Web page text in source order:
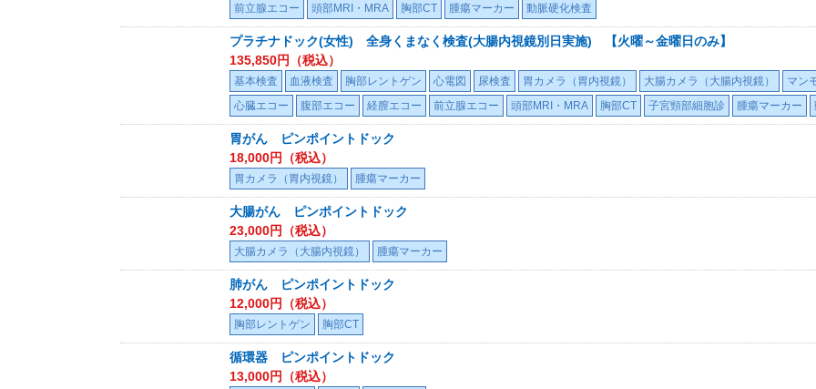
前立腺エコー
頭部MRI・MRA 胸部CT 腫瘍マーカー 動脈硬化検査
プラチナドック(女性) 全身くまなく検査(大腸内視鏡別日実施) 【火曜～金曜日のみ】
135,850円（税込）
基本検査 血液検査 胸部レントゲン 心電図 尿検査 胃カメラ（胃内視鏡） 大腸カメラ（大腸内視鏡）
マン
心臓エコー
腹部エコー 経膣エコー 前立腺エコー 頭部MRI・MRA 胸部CT 子宮頸部細胞診 腫瘍マーカー
胃がん ピンポイントドック
18,000円（税込）
胃カメラ（胃内視鏡） 腫瘍マーカー
大腸がん ピンポイントドック
23,000円（税込）
大腸カメラ（大腸内視鏡） 腫瘍マーカー
肺がん ピンポイントドック
12,000円（税込）
胸部レントゲン 胸部CT
循環器 ピンポイントドック
13,000円（税込）